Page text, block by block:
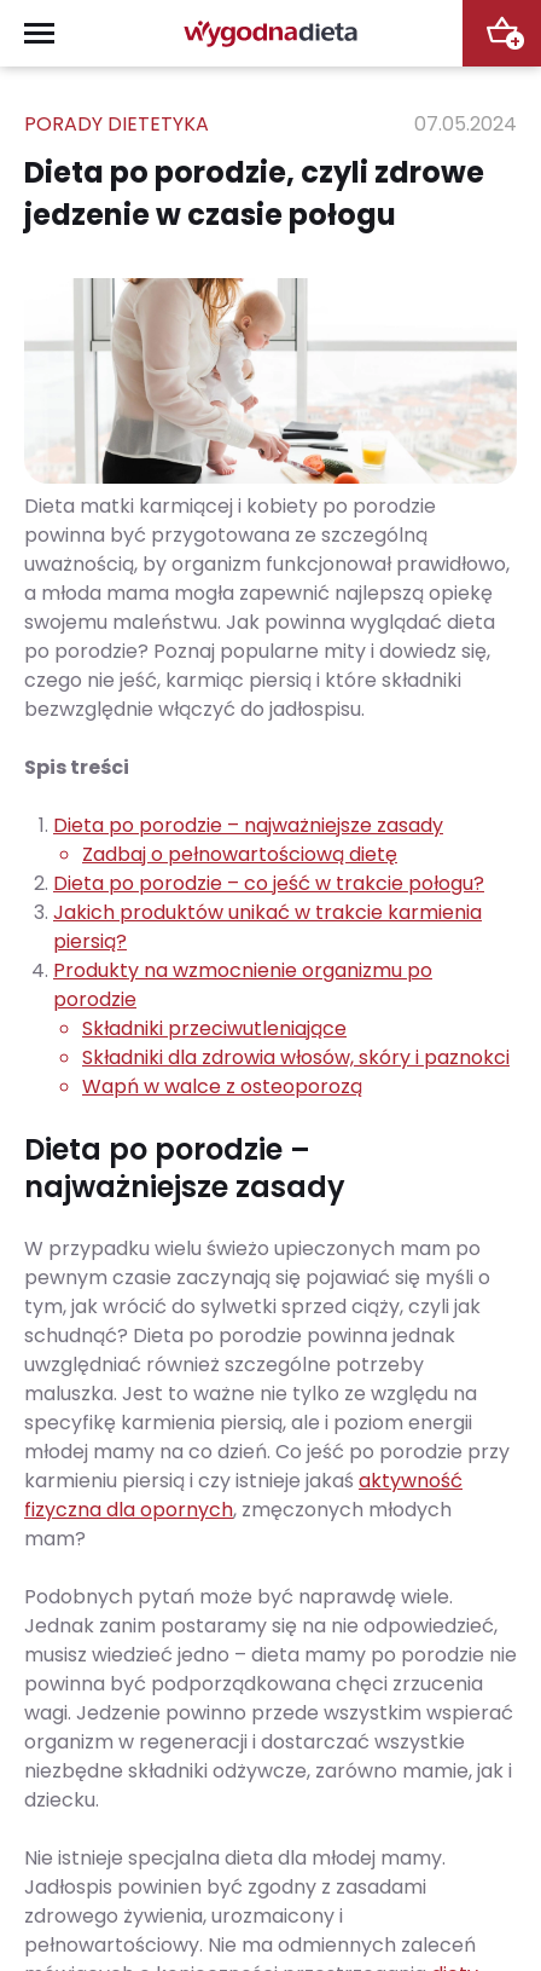
+
PORADY DIETETYKA 07.05.2024
Dieta po porodzie, czyli zdrowe
jedzenie w czasie połogu
Dieta matki karmiącej i kobiety po porodzie
powinna być przygotowana ze szczególną
uważnością, by organizm funkcjonował prawidłowo,
a młoda mama mogła zapewnić najlepszą opiekę
swojemu maleństwu. Jak powinna wyglądać dieta
po porodzie? Poznaj popularne mity i dowiedz się,
czego nie jeść, karmiąc piersią i które składniki
bezwzględnie włączyć do jadłospisu.
Spis treści
Dieta po porodzie – najważniejsze zasady
Zadbaj o pełnowartościową dietę
Dieta po porodzie – co jeść w trakcie połogu?
Jakich produktów unikać w trakcie karmienia
piersią?
Produkty na wzmocnienie organizmu po
porodzie
Składniki przeciwutleniające
Składniki dla zdrowia włosów, skóry i paznokci
Wapń w walce z osteoporozą
Dieta po porodzie –
najważniejsze zasady
W przypadku wielu świeżo upieczonych mam po
pewnym czasie zaczynają się pojawiać się myśli o
tym, jak wrócić do sylwetki sprzed ciąży, czyli jak
schudnąć? Dieta po porodzie powinna jednak
uwzględniać również szczególne potrzeby
maluszka. Jest to ważne nie tylko ze względu na
specyfikę karmienia piersią, ale i poziom energii
młodej mamy na co dzień. Co jeść po porodzie przy
karmieniu piersią i czy istnieje jakaś aktywność
fizyczna dla opornych, zmęczonych młodych
mam?
Podobnych pytań może być naprawdę wiele.
Jednak zanim postaramy się na nie odpowiedzieć,
musisz wiedzieć jedno – dieta mamy po porodzie nie
powinna być podporządkowana chęci zrzucenia
wagi. Jedzenie powinno przede wszystkim wspierać
organizm w regeneracji i dostarczać wszystkie
niezbędne składniki odżywcze, zarówno mamie, jak i
dziecku.
Nie istnieje specjalna dieta dla młodej mamy.
Jadłospis powinien być zgodny z zasadami
zdrowego żywienia, urozmaicony i
pełnowartościowy. Nie ma odmiennych zaleceń